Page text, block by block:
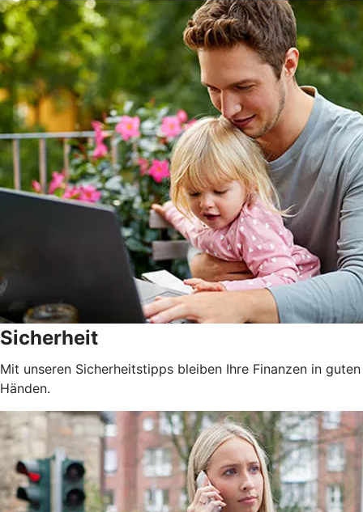
Sicherheit
Mit unseren Sicherheitstipps bleiben Ihre Finanzen in guten
Händen.